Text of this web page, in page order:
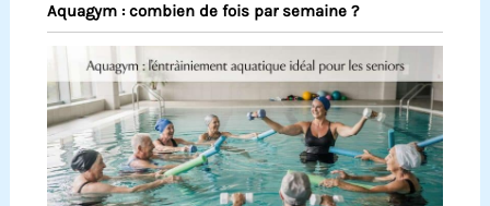
Aquagym : combien de fois par semaine ?